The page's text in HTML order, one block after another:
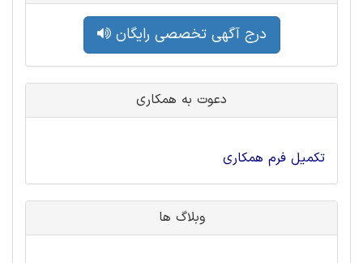
درج آگهی تخصصی رایگان
دعوت به همکاری
تکمیل فرم همکاری
وبلاگ ها